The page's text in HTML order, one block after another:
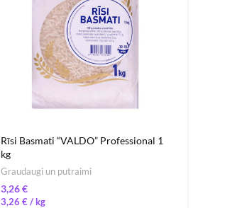
Rīsi Basmati “VALDO” Professional 1
kg
Graudaugi un putraimi
€
3,26 €/